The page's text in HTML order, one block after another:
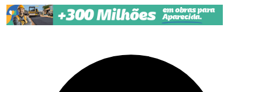
Pular para o conteúdo